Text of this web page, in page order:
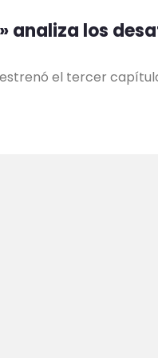
analiza los
estrenó el tercer